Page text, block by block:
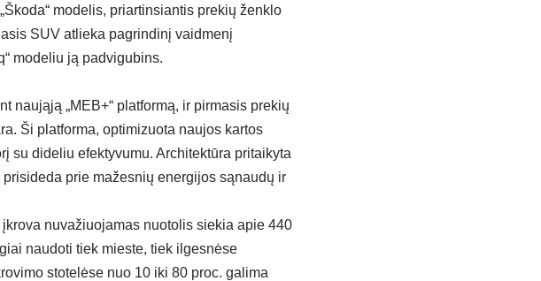
modelis, priartinsiantis prekių ženklo
SUV atlieka pagrindinį vaidmenį
modeliu ją padvigubins.
naująją „MEB+“ platformą, ir pirmasis prekių
Ši platforma, optimizuota naujos kartos
su dideliu efektyvumu. Architektūra pritaikyta
prie mažesnių energijos sąnaudų ir
nuvažiuojamas nuotolis siekia apie 440
naudoti tiek mieste, tiek ilgesnėse
stotelėse nuo 10 iki 80 proc. galima